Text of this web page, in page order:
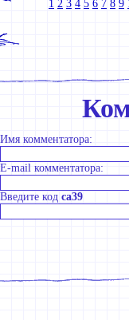
1 2 3 4 5 6 7 8 9
Имя комментатора:
E-mail комментатора:
Введите код ca39